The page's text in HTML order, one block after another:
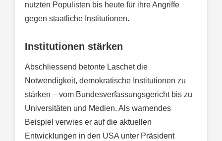
nutzten Populisten bis heute für ihre Angriffe
gegen staatliche Institutionen.
Institutionen stärken
Abschliessend betonte Laschet die
Notwendigkeit, demokratische Institutionen zu
stärken – vom Bundesverfassungsgericht bis zu
Universitäten und Medien. Als warnendes
Beispiel verwies er auf die aktuellen
Entwicklungen in den USA unter Präsident